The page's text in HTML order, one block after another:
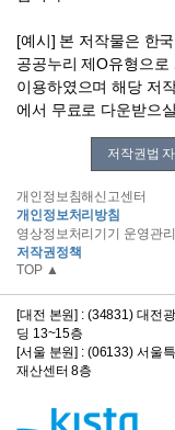
[예시] 본 저작물은 한
공공누리 제O유형으로
이용하였으며 해당 저
에서 무료로 다운받으
저작권법
개인정보침해신고센터
개인정보처리방침
영상정보처리기기 운영관
저작권정책
TOP ▲
[대전 본원] : (34831) 대전
딩 13~15층
[서울 분원] : (06133) 서울
재산센터 8층